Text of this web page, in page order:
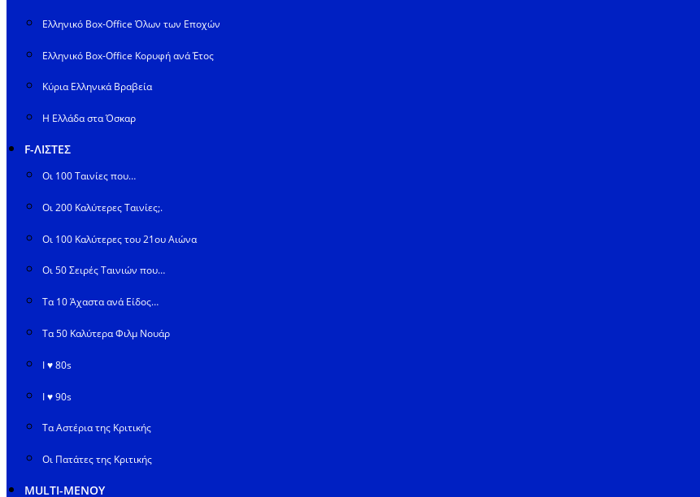
Ελληνικό Box-Office Όλων των Εποχών
Ελληνικό Box-Office Κορυφή ανά Έτος
Κύρια Ελληνικά Βραβεία
Η Ελλάδα στα Όσκαρ
F-ΛΙΣΤΕΣ
Οι 100 Ταινίες που…
Οι 200 Καλύτερες Ταινίες;.
Οι 100 Καλύτερες του 21ου Αιώνα
Οι 50 Σειρές Ταινιών που…
Τα 10 Άχαστα ανά Είδος…
Τα 50 Καλύτερα Φιλμ Νουάρ
I ♥ 80s
I ♥ 90s
Τα Αστέρια της Κριτικής
Οι Πατάτες της Κριτικής
MULTI-ΜΕΝΟΥ